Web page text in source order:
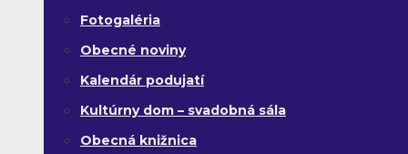
Fotogaléria
Obecné noviny
Kalendár podujatí
Kultúrny dom – svadobná sála
Obecná knižnica